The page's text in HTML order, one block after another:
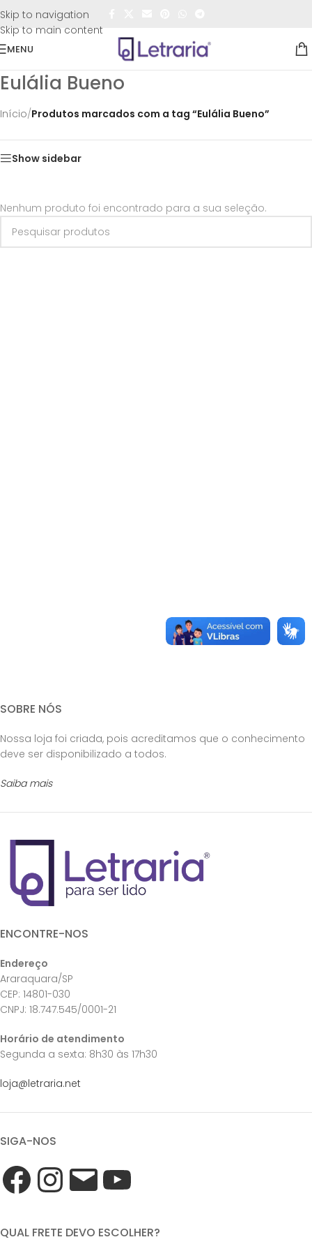
Skip to navigation
Skip to main content
FRETE GRÁTIS
MENU
Eulália Bueno
Início/Produtos marcados com a tag “Eulália Bueno”
Show sidebar
Nenhum produto foi encontrado para a sua seleção.
SOBRE NÓS
Nossa loja foi criada, pois acreditamos que o conhecimento
deve ser disponibilizado a todos.
Saiba mais
ENCONTRE-NOS
Endereço
Araraquara/SP
CEP: 14801-030
CNPJ: 18.747.545/0001-21
Horário de atendimento
Segunda a sexta: 8h30 às 17h30
loja@letraria.net
SIGA-NOS
QUAL FRETE DEVO ESCOLHER?